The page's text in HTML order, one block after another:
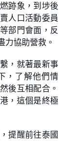
跡象，到埗後
人口活動委員
部門會面，反
力協助營救。
，就著最新事
，了解他們情
後互相配合。
，這個是終極
提醒前往泰國